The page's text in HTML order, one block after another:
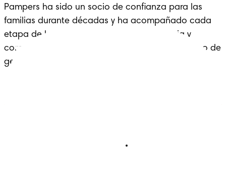
Pampers ha sido un socio de confianza para las
familias durante décadas y ha acompañado cada
etapa de la crianza con cariño, experiencia y
comodidad: un legado que se extiende a lo largo de
generaciones.